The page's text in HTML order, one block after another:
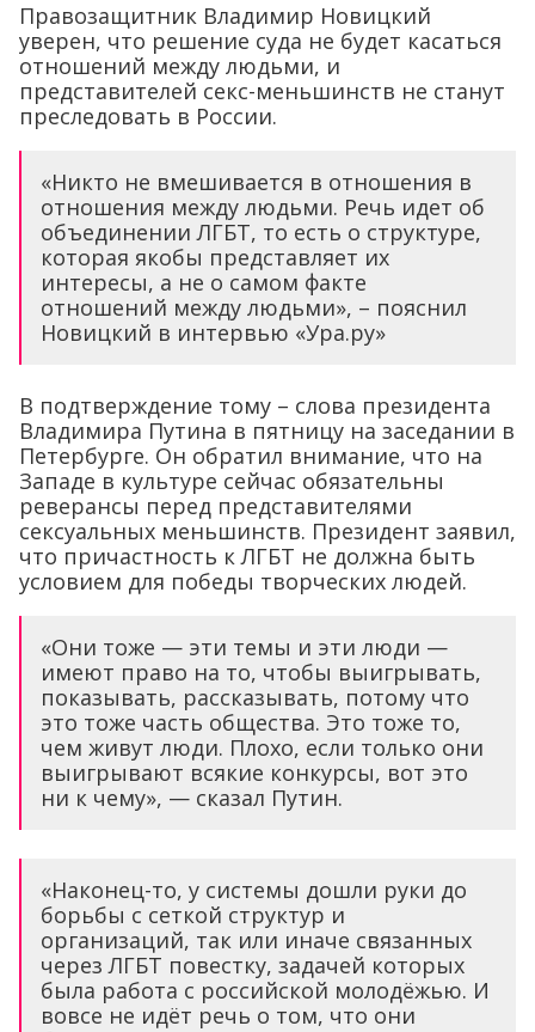
Правозащитник Владимир Новицкий
уверен, что решение суда не будет касаться
отношений между людьми, и
представителей секс-меньшинств не станут
преследовать в России.
«Никто не вмешивается в отношения в
отношения между людьми. Речь идет об
объединении ЛГБТ, то есть о структуре,
которая якобы представляет их
интересы, а не о самом факте
отношений между людьми», – пояснил
Новицкий в интервью «Ура.ру»
В подтверждение тому – слова президента
Владимира Путина в пятницу на заседании в
Петербурге. Он обратил внимание, что на
Западе в культуре сейчас обязательны
реверансы перед представителями
сексуальных меньшинств. Президент заявил,
что причастность к ЛГБТ не должна быть
условием для победы творческих людей.
«Они тоже — эти темы и эти люди —
имеют право на то, чтобы выигрывать,
показывать, рассказывать, потому что
это тоже часть общества. Это тоже то,
чем живут люди. Плохо, если только они
выигрывают всякие конкурсы, вот это
ни к чему», — сказал Путин.
«Наконец-то, у системы дошли руки до
борьбы с сеткой структур и
организаций, так или иначе связанных
через ЛГБТ повестку, задачей которых
была работа с российской молодёжью. И
вовсе не идёт речь о том, что они